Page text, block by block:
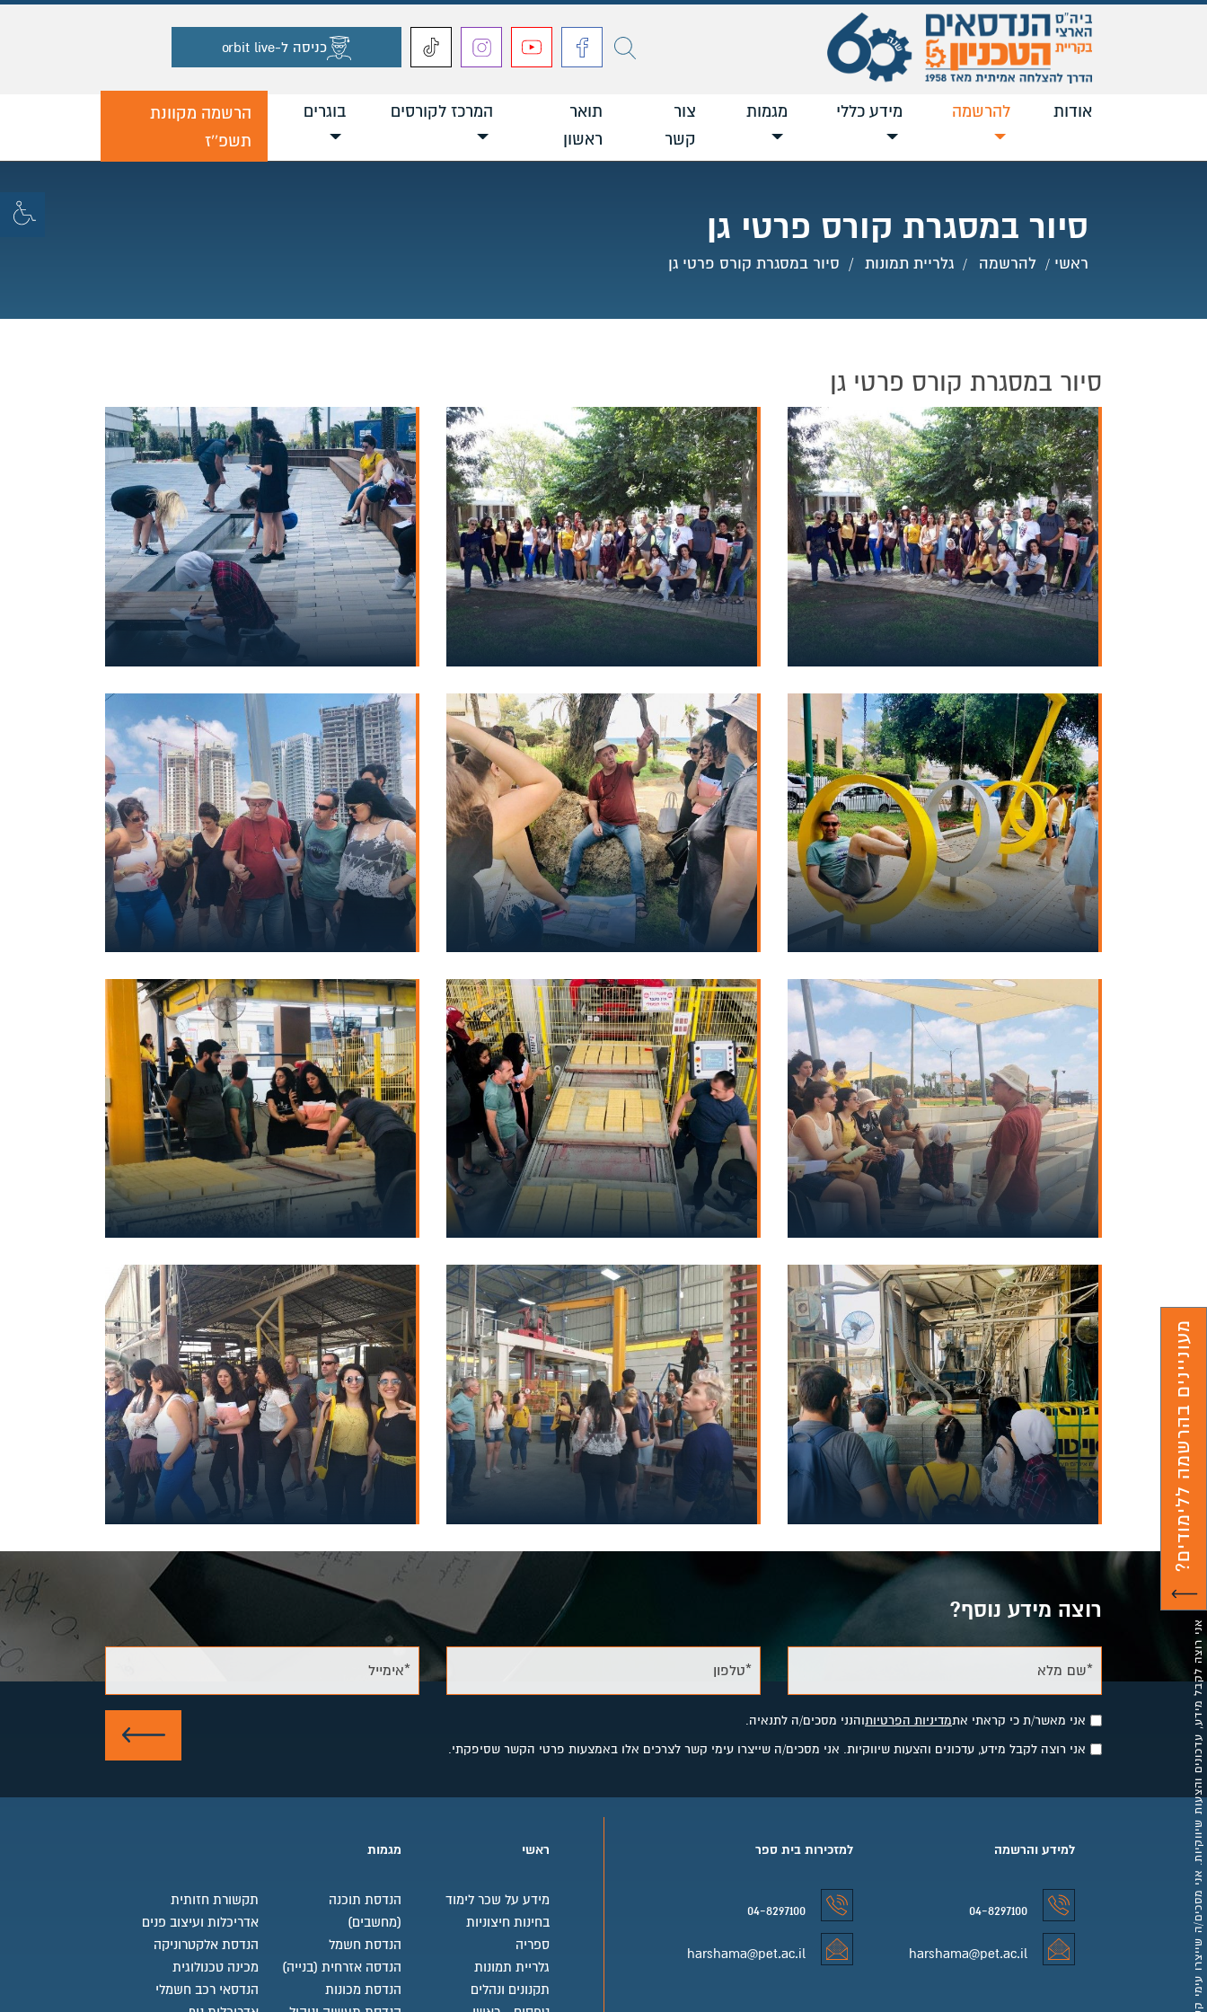
חפש
כניסה ל-orbit live
אודות להרשמה מידע כללי מגמות
צור
קשר
תואר
ראשון
המרכז לקורסים בוגרים
הרשמה מקוונת
תשפ''ז
סיור במסגרת קורס פרטי גן
ראשי להרשמה גלריית תמונות סיור במסגרת קורס פרטי גן
סיור במסגרת קורס פרטי גן
רוצה מידע נוסף?
*שם מלא *טלפון *אימייל
אני מאשר/ת כי קראתי אתמדיניות הפרטיותוהנני מסכים/ה לתנאיה.
אני רוצה לקבל מידע, עדכונים והצעות שיווקיות. אני מסכים/ה שייצרו עימי קשר לצרכים אלו באמצעות פרטי הקשר שסיפקתי.
שלח
למידע והרשמה
למידע והרשמה טלפון
04-8297100
harshama@pet.ac.il
למזכירות בית ספר
למזכירות בית ספר טלפון
04-8297100
harshama@pet.ac.il
ראשי
מידע על שכר לימוד
בחינות חיצוניות
ספריה
גלריית תמונות
תקנונים ונהלים
מגמות
הנדסת תוכנה
(מחשבים)
הנדסת חשמל
הנדסה אזרחית (בנייה)
הנדסת מכונות
תקשורת חזותית
אדריכלות ועיצוב פנים
הנדסת אלקטרוניקה
מכינה טכנולוגית
הנדסאי רכב חשמלי
מעוניינים בהרשמה ללימודים?